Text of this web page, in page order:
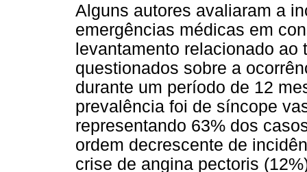
Alguns autores avaliaram a
emergências médicas em
levantamento relacionado
questionados sobre a
durante um período de 12
prevalência foi de síncope
representando 63% dos
ordem decrescente de
crise de angina pectoris